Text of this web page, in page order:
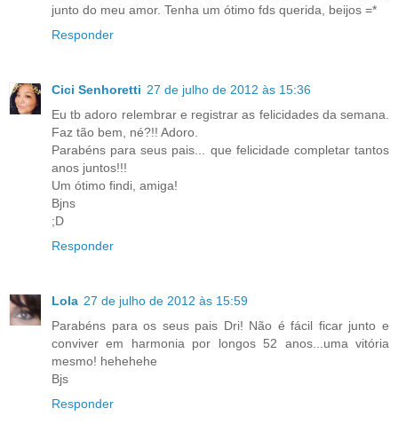
junto do meu amor. Tenha um ótimo fds querida, beijos =*
Responder
Cici Senhoretti 27 de julho de 2012 às 15:36
Eu tb adoro relembrar e registrar as felicidades da semana.
Faz tão bem, né?!! Adoro.
Parabéns para seus pais... que felicidade completar tantos
anos juntos!!!
Um ótimo findi, amiga!
Bjns
;D
Responder
Lola 27 de julho de 2012 às 15:59
Parabéns para os seus pais Dri! Não é fácil ficar junto e
conviver em harmonia por longos 52 anos...uma vitória
mesmo! hehehehe
Bjs
Responder